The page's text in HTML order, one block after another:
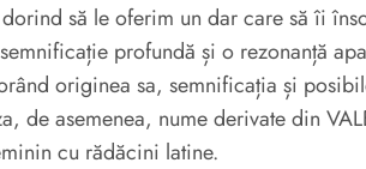
să le oferim un dar care să îi
profundă și o rezonanță
originea sa, semnificația și
de asemenea, nume derivate din
cu rădăcini latine.